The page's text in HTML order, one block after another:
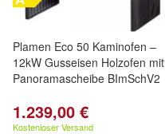
Plamen Eco 50 Kaminofen –
12kW Gusseisen Holzofen mit
Panoramascheibe BImSchV2
1.239,00 €
Kostenloser Versand